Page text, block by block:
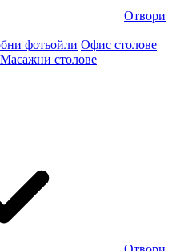
Отвори
фотьойли Офис столове
Масажни столове